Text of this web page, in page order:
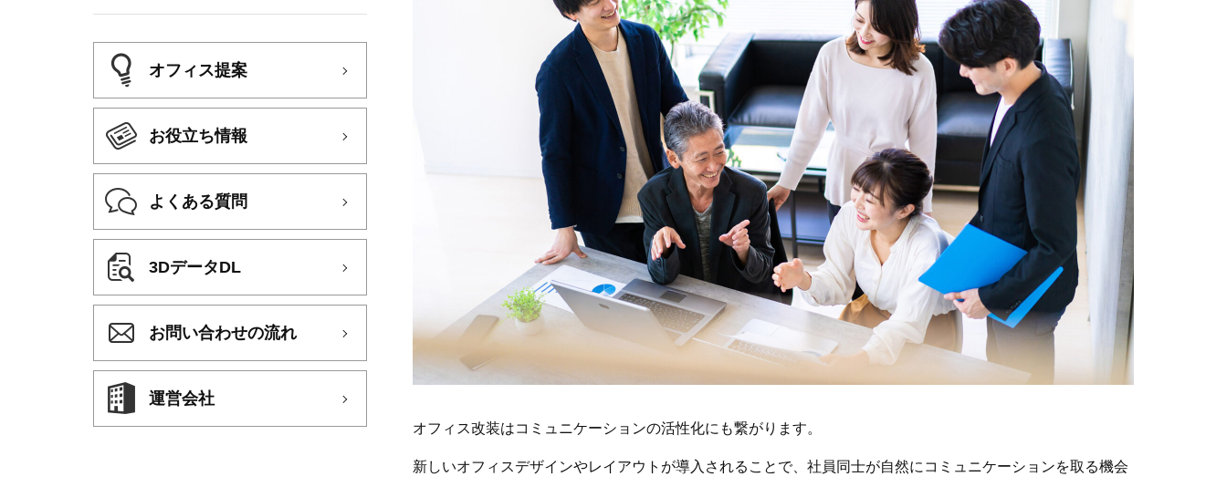
オフィス改装はコミュニケーションの活性化にも繋がります。
新しいオフィスデザインやレイアウトが導入されることで、社員同士が自然にコミュニケーションを取る機会
オフィス提案
お役立ち情報
よくある質問
3DデータDL
お問い合わせの流れ
運営会社